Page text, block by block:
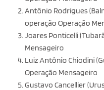
Antônio Rodrigues
operação Operação
Joares Ponticelli
Mensageiro
Luiz Antônio Chiodini
Operação Mensageiro
Gustavo Cancellier